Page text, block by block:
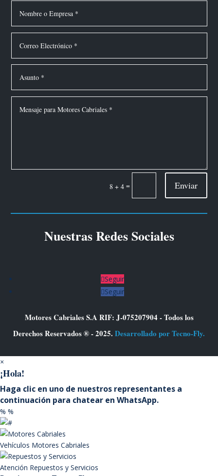
8 + 4= Enviar
Nuestras Redes Sociales
Seguir
Seguir
Motores Cabriales S.A RIF: J-075207904 - Todos los
Derechos Reservados ® - 2025. Desarrollado por Tecno-Fly.
×
¡Hola!
Haga clic en uno de nuestros representantes a
continuación para chatear en WhatsApp.
% %
Vehículos Motores Cabriales
Atención Repuestos y Servicios